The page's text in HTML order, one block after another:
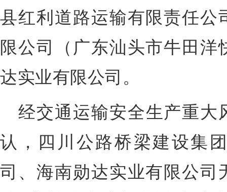
县红利道路运输有限责任公
限公司（广东汕头市牛田
达实业有限公司。
经交通运输安全生产重大
认，四川公路桥梁建设集
司、海南勋达实业有限公司